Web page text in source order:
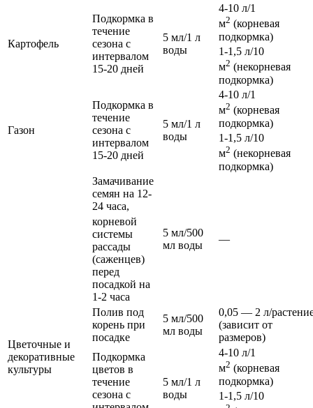
Картофель
Подкормка в
течение
сезона с
интервалом
15-20 дней
5 мл/1 л
воды
4-10 л/1
м2 (корневая
подкормка)
1-1,5 л/10
м2 (некорневая
подкормка)
Газон
Подкормка в
течение
сезона с
интервалом
15-20 дней
5 мл/1 л
воды
4-10 л/1
м2 (корневая
подкормка)
1-1,5 л/10
м2 (некорневая
подкормка)
Цветочные и
декоративные
культуры
Замачивание
семян на 12-
24 часа,
5 мл/500
мл воды
—
корневой
системы
рассады
(саженцев)
перед
посадкой на
1-2 часа
Полив под
корень при
посадке
5 мл/500
мл воды
0,05 — 2 л/
(зависит от
размеров)
Подкормка
цветов в
течение
сезона с
5 мл/1 л
воды
4-10 л/1
м2 (корневая
подкормка)
1-1,5 л/10